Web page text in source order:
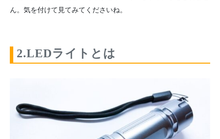
ん。気を付けて見てみてくださいね。
2.LEDライトとは